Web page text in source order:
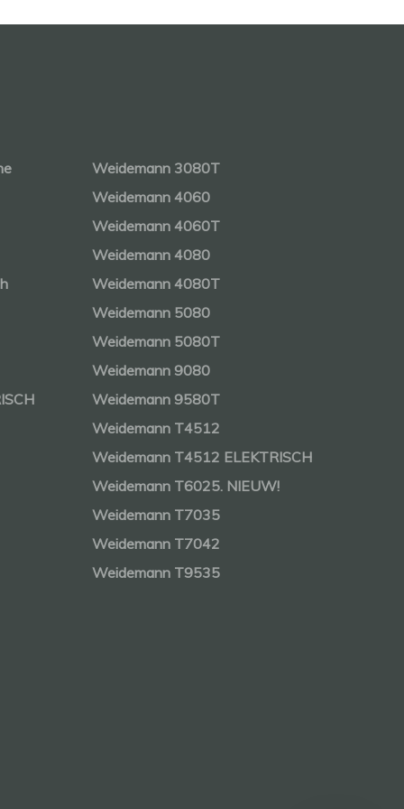
Weidemann 3080T
Weidemann 4060
Weidemann 4060T
Weidemann 4080
Weidemann 4080T
Weidemann 5080
Weidemann 5080T
Weidemann 9080
Weidemann 9580T
Weidemann T4512
Weidemann T4512 ELEKTRISCH
Weidemann T6025. NIEUW!
Weidemann T7035
Weidemann T7042
Weidemann T9535